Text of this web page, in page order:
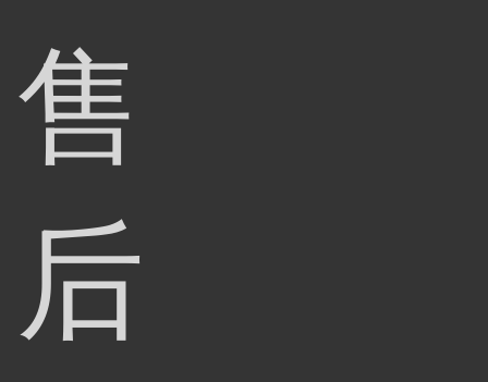
售
后